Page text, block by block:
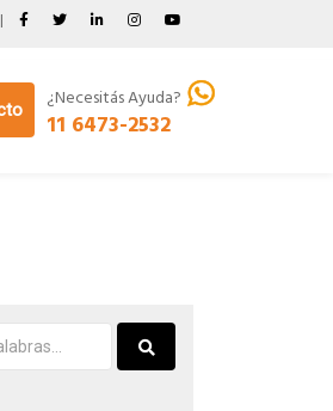
¿Necesitás Ayuda?
11 6473-2532